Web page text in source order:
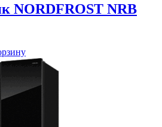
NORDFROST NRB